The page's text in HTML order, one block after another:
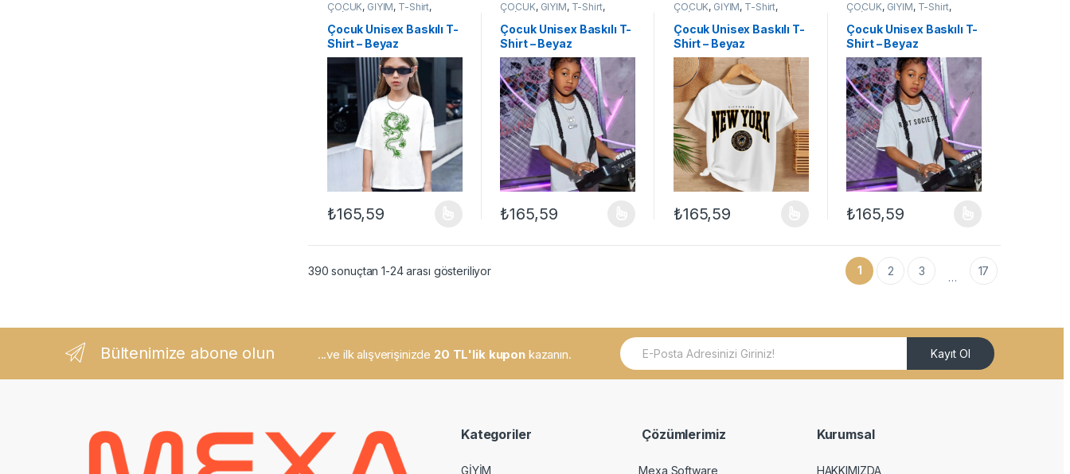
ÇOCUK, GİYİM, T-Shirt,
UNİSEX ÇOCUK
Çocuk Unisex Baskılı T-
Shirt – Beyaz
₺165,59
Bu ürünün birden fazla varyasyonu var. Seçenekler ürün sayfasından seçilebilir
ÇOCUK, GİYİM, T-Shirt,
UNİSEX ÇOCUK
Çocuk Unisex Baskılı T-
Shirt – Beyaz
₺165,59
Bu ürünün birden fazla varyasyonu var. Seçenekler ürün sayfasından seçilebilir
ÇOCUK, GİYİM, T-Shirt,
UNİSEX ÇOCUK
Çocuk Unisex Baskılı T-
Shirt – Beyaz
₺165,59
Bu ürünün birden fazla varyasyonu var. Seçenekler ürün sayfasından
ÇOCUK, GİYİM, T-Shirt,
UNİSEX ÇOCUK
Çocuk Unisex Baskılı T-
Shirt – Beyaz
₺165,59
Bu ürünün birden fazla varyasyonu var.
390 sonuçtan 1-24 arası gösteriliyor 1 2 3 … 17
Bültenimize abone olun ...ve ilk alışverişinizde 20 TL'lik kuponkazanın.
E
m
Kayıt Ol
Kategoriler
GİYİM
Çözümlerimiz
Mexa Software
Kurumsal
HAKKIMIZDA